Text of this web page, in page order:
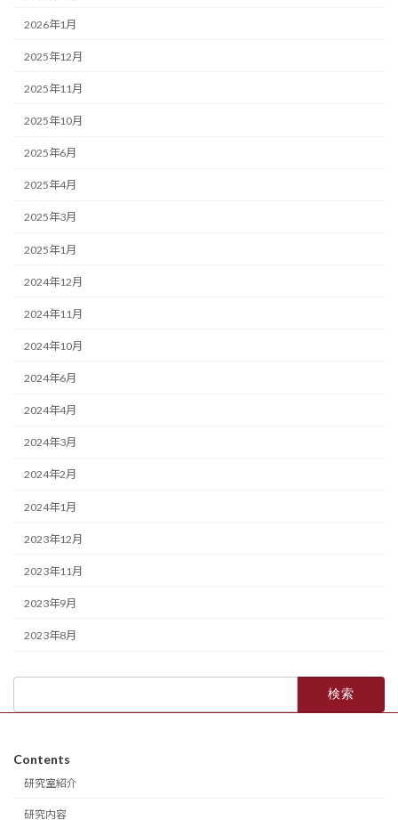
2026年1月
2025年12月
2025年11月
2025年10月
2025年6月
2025年4月
2025年3月
2025年1月
2024年12月
2024年11月
2024年10月
2024年6月
2024年4月
2024年3月
2024年2月
2024年1月
2023年12月
2023年11月
2023年9月
2023年8月
Contents
研究室紹介
研究内容